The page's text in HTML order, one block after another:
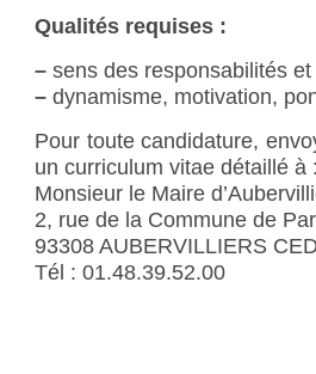
Qualités requises :
– sens des responsabilités
– dynamisme, motivation,
Pour toute candidature,
un curriculum vitae détaillé à
Monsieur le Maire
2, rue de la Commune de
93308 AUBERVILLIERS
Tél : 01.48.39.52.00